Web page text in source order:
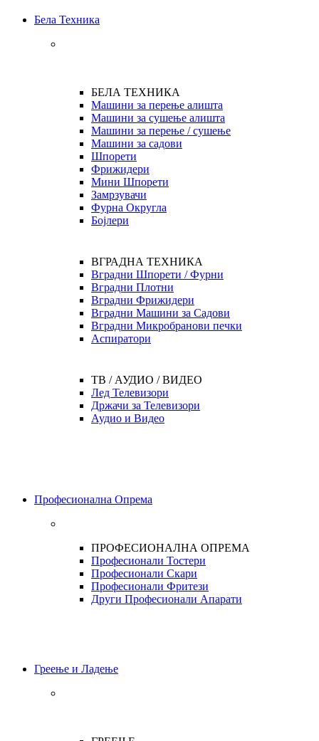
Бела Техника
БЕЛА ТЕХНИКА
Машини за перење алишта
Машини за сушење алишта
Машини за перење / сушење
Машини за садови
Шпорети
Фрижидери
Мини Шпорети
Замрзувачи
Фурна Округла
Бојлери
ВГРАДНА ТЕХНИКА
Вградни Шпорети / Фурни
Вградни Плотни
Вградни Фрижидери
Вградни Машини за Садови
Вградни Микробранови печки
Аспиратори
ТВ / АУДИО / ВИДЕО
Лед Телевизори
Држачи за Телевизори
Аудио и Видео
Професионална Опрема
ПРОФЕСИОНАЛНА ОПРЕМА
Професионали Тостери
Професионали Скари
Професионали Фритези
Други Професионали Апарати
Греење и Ладење